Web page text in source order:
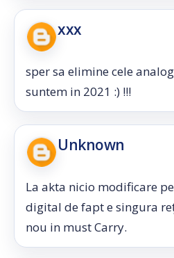
xxx
sper sa elimine cele
suntem in 2021 :) !!!
Unknown
La akta nicio modificare
digital de fapt e singura
nou in must Carry.